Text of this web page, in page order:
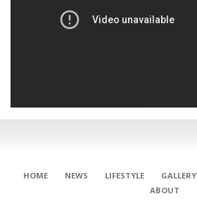
HOME NEWS LIFESTYLE GALLERY
ABOUT